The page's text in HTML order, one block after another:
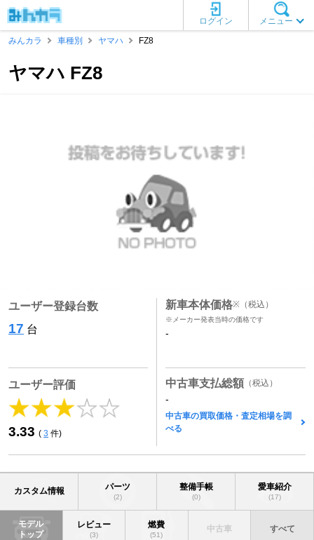
メニュー
ログイン
みんカラ
車種別 ヤマハ FZ8
ヤマハ FZ8
ユーザー登録台数
17 台
ユーザー評価
3.33 ( 3 件)
新車本体価格※ （税込）
※メーカー発表当時の価格です
-
中古車支払総額 （税込）
-
中古車の買取価格・査定相場を調
べる
カスタム情報 パーツ
(2)
整備手帳
(0)
愛車紹介
(17)
モデル
トップ
レビュー
(3)
燃費
(51)
中古車 すべて